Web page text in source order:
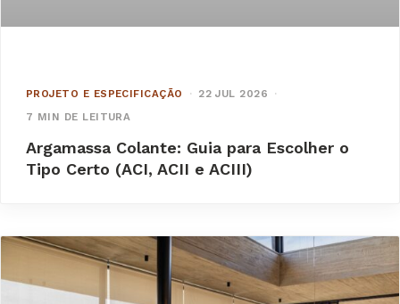
PROJETO E ESPECIFICAÇÃO · 22 JUL 2026
·
7 MIN DE LEITURA
Argamassa Colante: Guia para Escolher o
Tipo Certo (ACI, ACII e ACIII)